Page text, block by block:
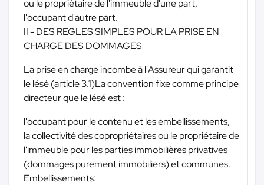
ou le propriétaire de l'immeuble d'une part,
l'occupant d'autre part.
II - DES REGLES SIMPLES POUR LA PRISE EN
CHARGE DES DOMMAGES
La prise en charge incombe à l'Assureur qui garantit
le lésé (article 3.1)La convention fixe comme principe
directeur que le lésé est :
l'occupant pour le contenu et les embellissements,
la collectivité des copropriétaires ou le propriétaire de
l'immeuble pour les parties immobilières privatives
(dommages purement immobiliers) et communes.
Embellissements: